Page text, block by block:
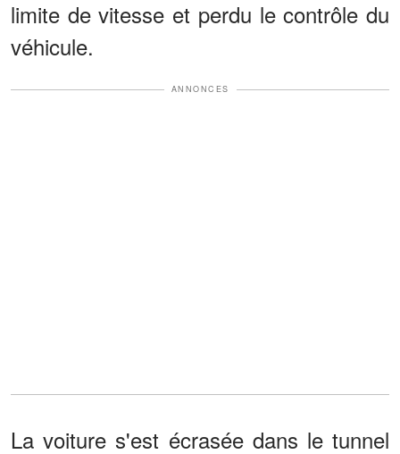
limite de vitesse et perdu le contrôle du
véhicule.
ANNONCES
La voiture s'est écrasée dans le tunnel